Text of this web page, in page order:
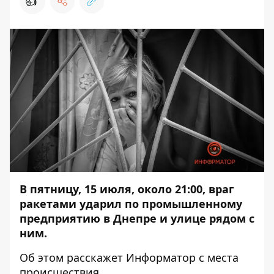
В пятницу, 15 июля, около 21:00, враг
ракетами ударил по промышленному
предприятию в Днепре и улице рядом с
ним.
Об этом расскажет Информатор с места